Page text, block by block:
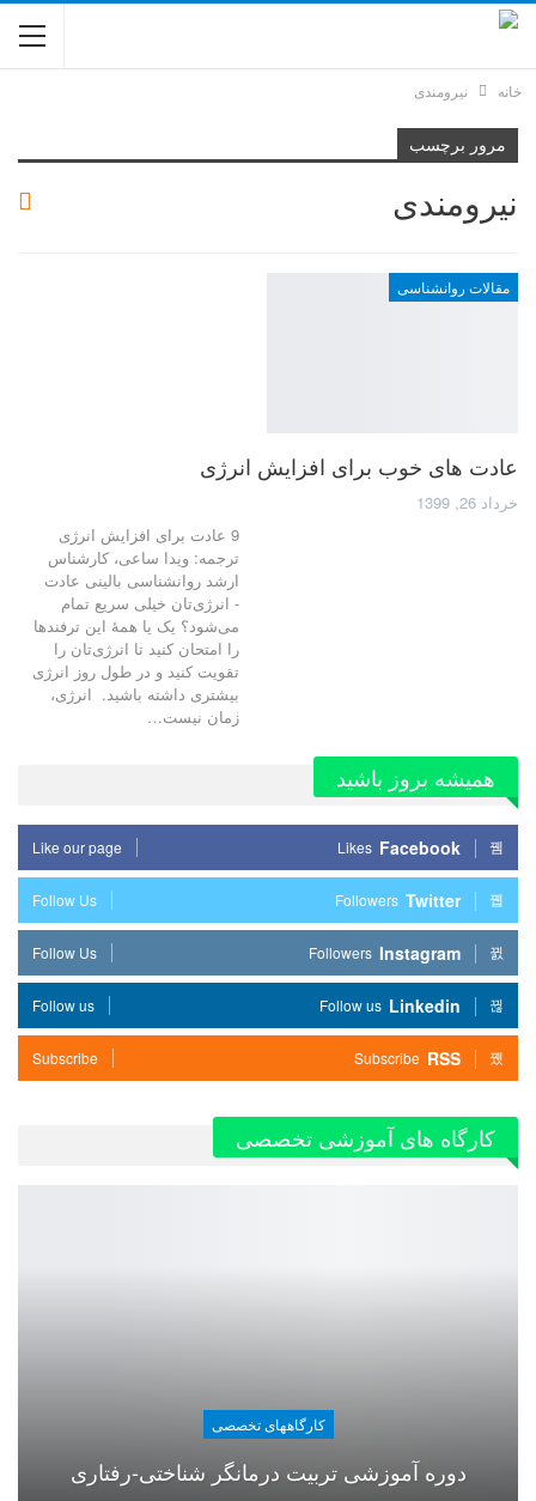
خانه نیرومندی
مرور برچسب
نیرومندی
مقالات روانشناسی
عادت های خوب برای افزایش انرژی
خرداد 26, 1399
9 عادت برای افزایش انرژی
ترجمه: ویدا ساعی، کارشناس
ارشد روانشناسی بالینی عادت
- انرژی‌تان خیلی سریع تمام
می‌شود؟ یک یا همۀ این ترفندها
را امتحان کنید تا انرژی‌تان را
تقویت کنید و در طول روز انرژی
بیشتری داشته باشید. انرژی،
زمان نیست…
همیشه بروز باشید
Facebook
Likes
Like our page
Twitter
Followers
Follow Us
Instagram
Followers
Follow Us
Linkedin
Follow us
Follow us
RSS
Subscribe
Subscribe
کارگاه های آموزشی تخصصی
کارگاههای تخصصی
دوره آموزشی تربیت درمانگر شناختی-رفتاری